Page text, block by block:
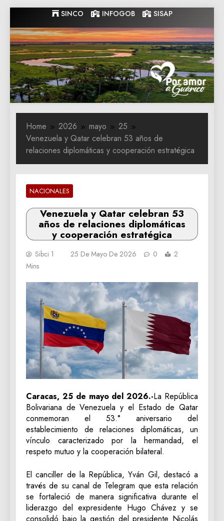
to
content
SINCO INFOGOB SISAP
Gobernacion
de Guarico
Gobernacion de Guarico
Home 2026 mayo
25
Venezuela y Qatar celebran 53 años de
relaciones diplomáticas y cooperación estratégica
NACIONALES
Venezuela y Qatar celebran 53
años de relaciones diplomáticas
y cooperación estratégica
Sibci 1 25 De Mayo De 2026 0
2
Mins
Caracas, 25 de mayo del 2026.-La República
Bolivariana de Venezuela y el Estado de Qatar
conmemoran el 53.° aniversario del
establecimiento de relaciones diplomáticas, un
vínculo caracterizado por la hermandad, el
respeto mutuo y la cooperación bilateral.
El canciller de la República, Yván Gil, destacó a
través de su canal de Telegram que esta relación
se fortaleció de manera significativa durante el
liderazgo del expresidente Hugo Chávez y se